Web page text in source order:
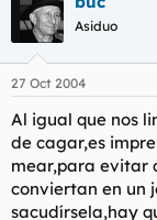
a
d
o
d
e
t
e
m
a
d
e
i
i
o
Asiduo
27 Oct 2004
Al igual que nos
de cagar,es
mear,para evitar
conviertan en un
sacudírsela,hay